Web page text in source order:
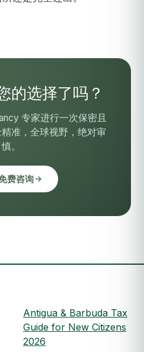
的选择了吗？
专家进行一次保密且
准，全球视野，绝对审
慎。
费咨询
Antigua & Barbuda Tax
Guide for New Citizens
2026